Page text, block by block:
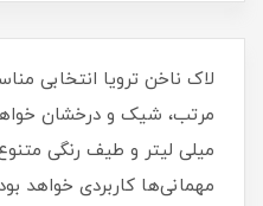
لاک ناخن ترویا انتخابی
میلی‌ لیتر و طیف رنگی
مهمانی‌ها کاربردی خواهد